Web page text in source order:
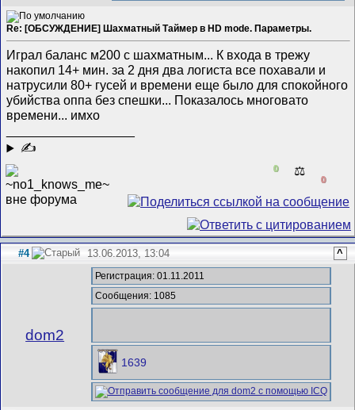
Re: [ОБСУЖДЕНИЕ] Шахматный Таймер в HD mode. Параметры.
Играл баланс м200 с шахматным... К входа в трежу
накопил 14+ мин. за 2 дня два логиста все похавали и
натрусили 80+ гусей и времени еще было для спокойного
убийства оппа без спешки... Показалось многовато
времени... имхо
✍
0 ⚖️
0
#4 13.06.2013, 13:04 ^
dom2
Регистрация: 01.11.2011
Сообщения: 1085
1639